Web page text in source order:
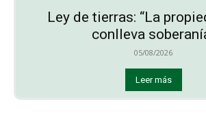
Ley de tierras: “La
conlleva
05/08/2026
Leer más